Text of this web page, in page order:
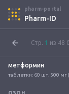
pharm-portal
Pharm-ID
Стр. 1 из 48
метформин
таблетки: 60 шт. 500